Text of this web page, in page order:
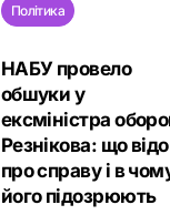
Політика
НАБУ провело
обшуки у
ексміністра
Резнікова: що
про справу і в
його підозрюють